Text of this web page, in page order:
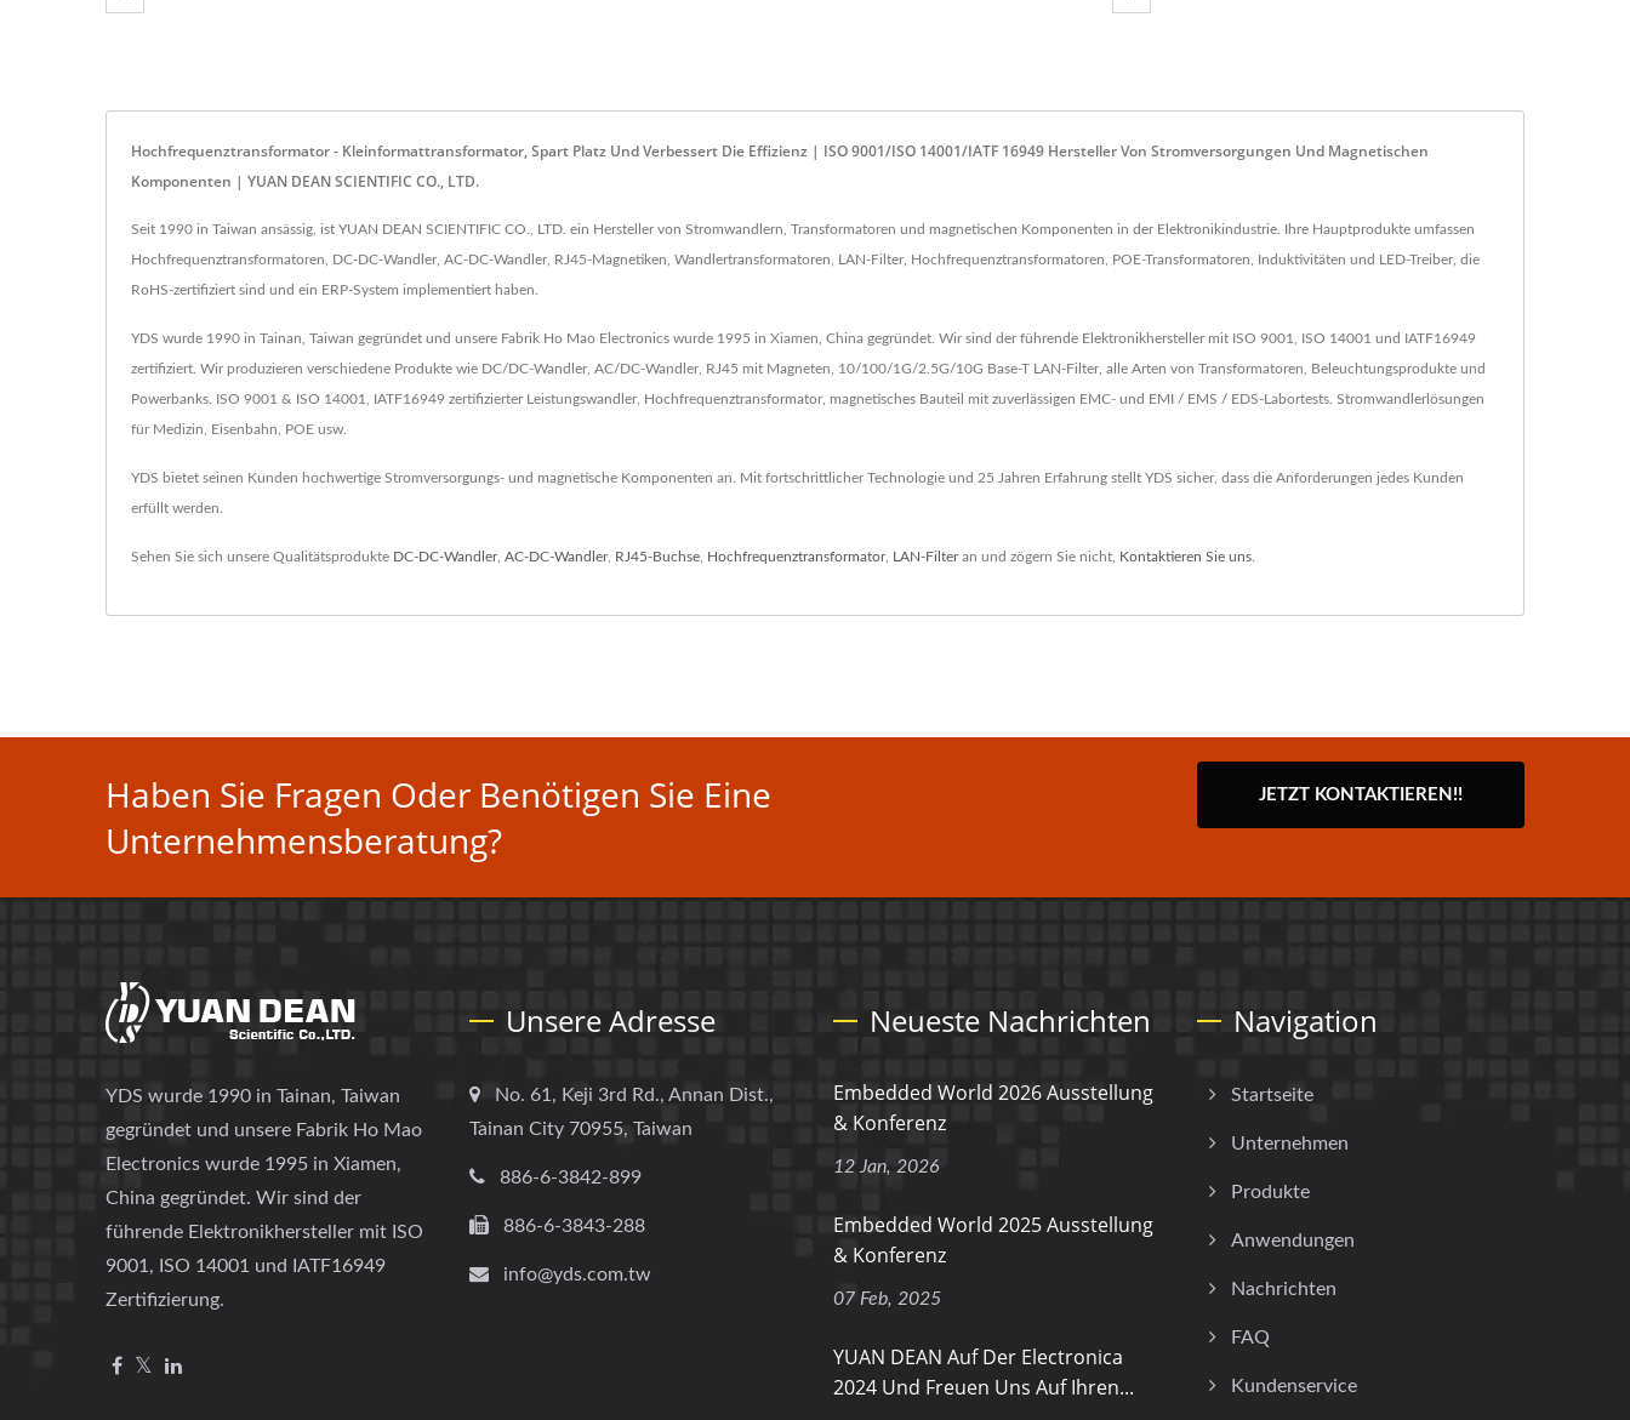
Hochfrequenztransformator - Kleinformattransformator, Spart Platz Und Verbessert Die Effizienz | ISO 9001/ISO 14001/IATF 16949 Hersteller Von Stromversorgungen Und Magnetischen
Komponenten | YUAN DEAN SCIENTIFIC CO., LTD.
Seit 1990 in Taiwan ansässig, ist YUAN DEAN SCIENTIFIC CO., LTD. ein Hersteller von Stromwandlern, Transformatoren und magnetischen Komponenten in der Elektronikindustrie. Ihre Hauptprodukte umfassen
Hochfrequenztransformatoren, DC-DC-Wandler, AC-DC-Wandler, RJ45-Magnetiken, Wandlertransformatoren, LAN-Filter, Hochfrequenztransformatoren, POE-Transformatoren, Induktivitäten und LED-Treiber, die
RoHS-zertifiziert sind und ein ERP-System implementiert haben.
YDS wurde 1990 in Tainan, Taiwan gegründet und unsere Fabrik Ho Mao Electronics wurde 1995 in Xiamen, China gegründet. Wir sind der führende Elektronikhersteller mit ISO 9001, ISO 14001 und IATF16949
zertifiziert. Wir produzieren verschiedene Produkte wie DC/DC-Wandler, AC/DC-Wandler, RJ45 mit Magneten, 10/100/1G/2.5G/10G Base-T LAN-Filter, alle Arten von Transformatoren, Beleuchtungsprodukte und
Powerbanks. ISO 9001 & ISO 14001, IATF16949 zertifizierter Leistungswandler, Hochfrequenztransformator, magnetisches Bauteil mit zuverlässigen EMC- und EMI / EMS / EDS-Labortests. Stromwandlerlösungen
für Medizin, Eisenbahn, POE usw.
YDS bietet seinen Kunden hochwertige Stromversorgungs- und magnetische Komponenten an. Mit fortschrittlicher Technologie und 25 Jahren Erfahrung stellt YDS sicher, dass die Anforderungen jedes Kunden
erfüllt werden.
Sehen Sie sich unsere Qualitätsprodukte DC-DC-Wandler, AC-DC-Wandler, RJ45-Buchse Hochfrequenztransformator, LAN-Filteran und zögern Sie nicht, Kontaktieren Sie uns
Haben Sie Fragen Oder Benötigen Sie Eine
Unternehmensberatung?
JETZT KONTAKTIEREN!!
YDS wurde 1990 in Tainan, Taiwan
gegründet und unsere Fabrik Ho Mao
Electronics wurde 1995 in Xiamen,
China gegründet. Wir sind der
führende Elektronikhersteller mit ISO
9001, ISO 14001 und IATF16949
Zertifizierung.
Unsere Adresse
No. 61, Keji 3rd Rd., Annan Dist.,
Tainan City 70955, Taiwan
886-6-3842-899
886-6-3843-288
info@yds.com.tw
Neueste Nachrichten
Embedded World 2026 Ausstellung
& Konferenz
12 Jan, 2026
Embedded World 2025 Ausstellung
& Konferenz
07 Feb, 2025
YUAN DEAN Auf Der Electronica
2024 Und Freuen Uns Auf Ihren...
Navigation
Startseite
Unternehmen
Produkte
Anwendungen
Nachrichten
FAQ
Kundenservice